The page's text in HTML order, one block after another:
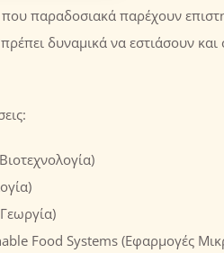
παραδοσιακά παρέχουν
δυναμικά να εστιάσουν
Food Systems (Εφαρμογές